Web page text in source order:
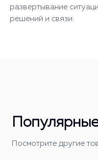
развертывание
решений и связи.
Посмотрите другие